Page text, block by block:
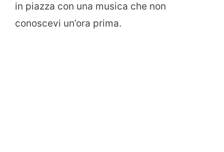
in piazza con una musica che non
conoscevi un’ora prima.